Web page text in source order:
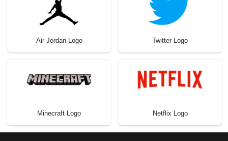
Air Jordan Logo Twitter Logo
Minecraft Logo Netflix Logo